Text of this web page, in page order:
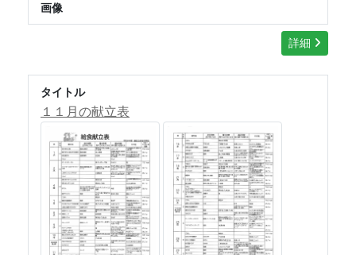
画像
詳細
タイトル
１１月の献立表